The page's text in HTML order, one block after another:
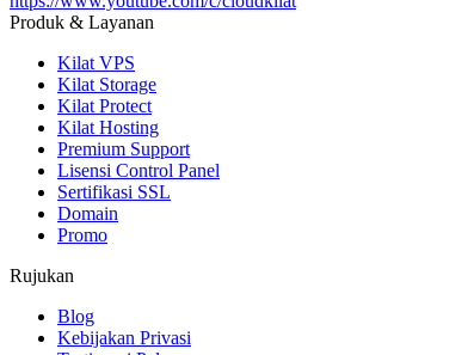
Produk & Layanan
Kilat VPS
Kilat Storage
Kilat Protect
Kilat Hosting
Premium Support
Lisensi Control Panel
Sertifikasi SSL
Domain
Promo
Rujukan
Blog
Kebijakan Privasi